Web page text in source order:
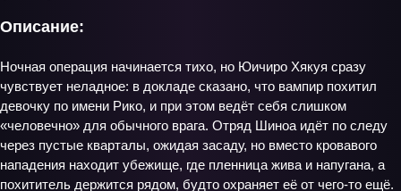
Описание:
Ночная операция начинается тихо, но Юичиро Хякуя сразу
чувствует неладное: в докладе сказано, что вампир похитил
девочку по имени Рико, и при этом ведёт себя слишком
«человечно» для обычного врага. Отряд Шиноа идёт по следу
через пустые кварталы, ожидая засаду, но вместо кровавого
нападения находит убежище, где пленница жива и напугана, а
похититель держится рядом, будто охраняет её от чего‑то ещё.